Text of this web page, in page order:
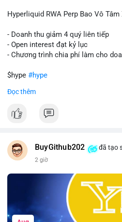
củng cố niềm tin cho xu hướng
Lời khuyên:
Nhà đầu tư nên theo dõi sát dòng
Nếu BTC được nạp thêm lên sàn,
nắm giữ vị thế hiện tại.
#60btc #dongtiencavoi
Hyperliquid RWA Perp Bao Vô Tâm
- Doanh thu giảm 4 quý liên tiếp
- Open interest đạt kỷ lục
- Chương trình chia phí làm cho
$hype #hype
#vlikevn
📰 Nguồn: CoinDesk
Đọc thêm
BuyGithub202 đã tạo
2 giờ